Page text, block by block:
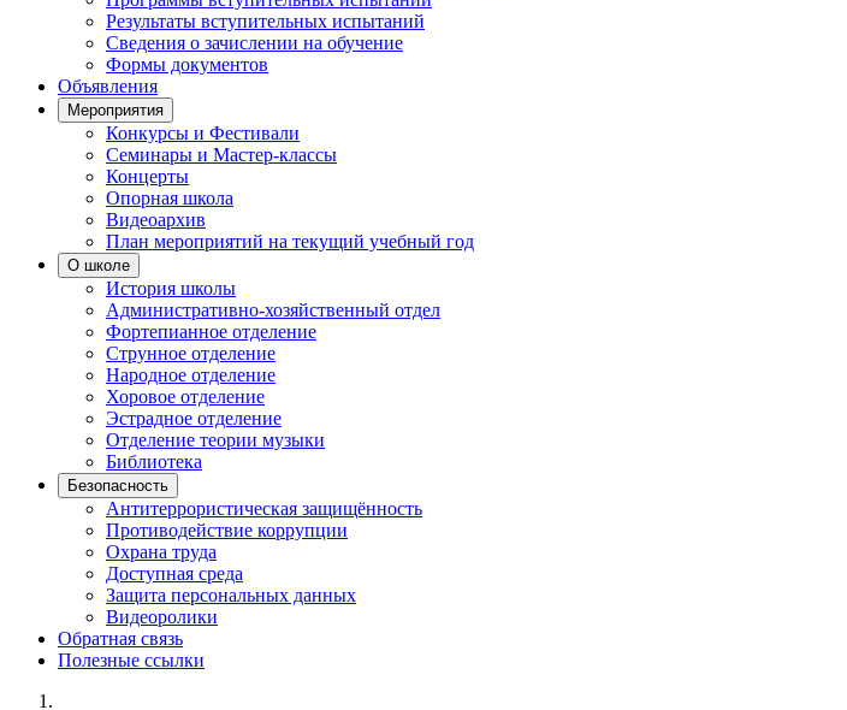
Результаты вступительных испытаний
Сведения о зачислении на обучение
Формы документов
Объявления
Мероприятия
Конкурсы и Фестивали
Семинары и Мастер-классы
Концерты
Опорная школа
Видеоархив
План мероприятий на текущий учебный год
О школе
История школы
Административно-хозяйственный отдел
Фортепианное отделение
Струнное отделение
Народное отделение
Хоровое отделение
Эстрадное отделение
Отделение теории музыки
Библиотека
Безопасность
Антитеррористическая защищённость
Противодействие коррупции
Охрана труда
Доступная среда
Защита персональных данных
Видеоролики
Обратная связь
Полезные ссылки